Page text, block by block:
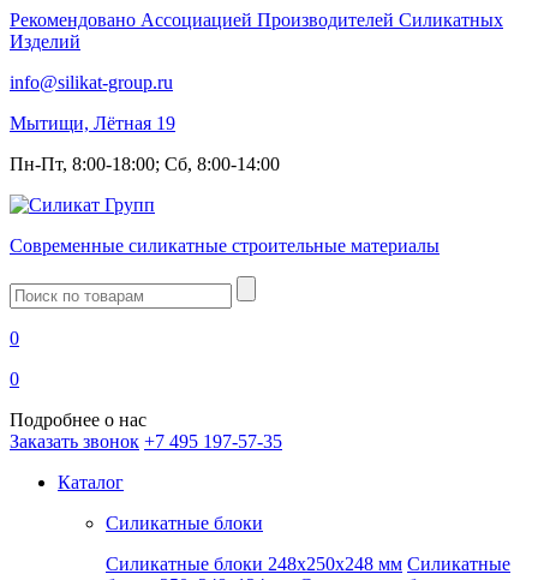
Рекомендовано Ассоциацией Производителей Силикатных
Изделий
info@silikat-group.ru
Мытищи, Лётная 19
Пн-Пт, 8:00-18:00; Сб, 8:00-14:00
Современные силикатные строительные материалы
Введите
запрос
0
0
Подробнее о нас
Заказать звонок +7 495 197-57-35
Каталог
Силикатные блоки
Силикатные блоки 248x250x248 мм Силикатные